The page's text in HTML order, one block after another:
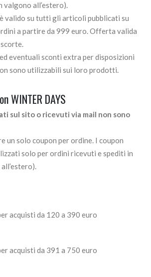
valgono all’estero).
è valido su tutti gli articoli pubblicati su
a partire da 999 euro. Offerta valida
eventuali sconti extra per disposizioni
sono utilizzabili sui loro prodotti.
WINTER DAYS
sul sito o ricevuti via mail non sono
un solo coupon per ordine. I coupon
solo per ordini ricevuti e spediti in
acquisti da 120 a 390 euro
acquisti da 391 a 750 euro